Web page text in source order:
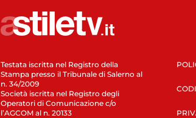
Testata iscritta nel Registro della
Stampa presso il Tribunale di Salerno al
n. 34/2009
Società iscritta nel Registro degli
Operatori di Comunicazione c/o
l’AGCOM al n. 20133